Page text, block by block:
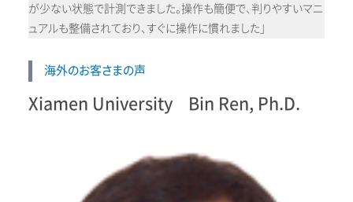
が少ない状態で計測できました。操作も簡便で、判りやすいマニ
ュアルも整備されており、すぐに操作に慣れました」
海外のお客さまの声
Xiamen University Bin Ren, Ph.D.